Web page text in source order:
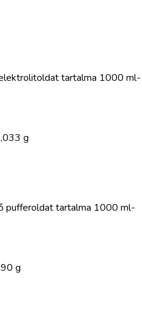
tartalma 1000 ml-
g
pufferoldat tartalma 1000 ml-
g